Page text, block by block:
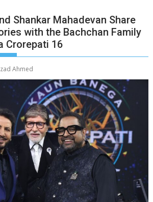
Shankar Mahadevan Share
with the Bachchan Family
Crorepati 16
Ahmed